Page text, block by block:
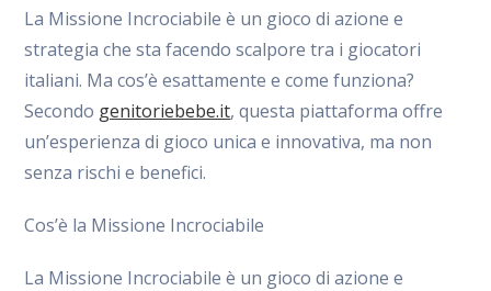
entrada:
entrada:
entrada:
La Missione Incrociabile è un gioco di azione e
strategia che sta facendo scalpore tra i giocatori
italiani. Ma cos’è esattamente e come funziona?
Secondo genitoriebebe.it, questa piattaforma offre
un’esperienza di gioco unica e innovativa, ma non
senza rischi e benefici.
Cos’è la Missione Incrociabile
La Missione Incrociabile è un gioco di azione e